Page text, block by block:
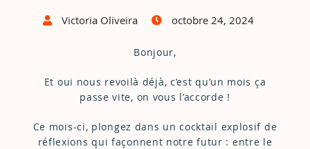
Victoria Oliveira octobre 24, 2024
Bonjour,
Et oui nous revoilà déjà, c’est qu’un mois ça
passe vite, on vous l’accorde !
Ce mois-ci, plongez dans un cocktail explosif de
réflexions qui façonnent notre futur : entre le